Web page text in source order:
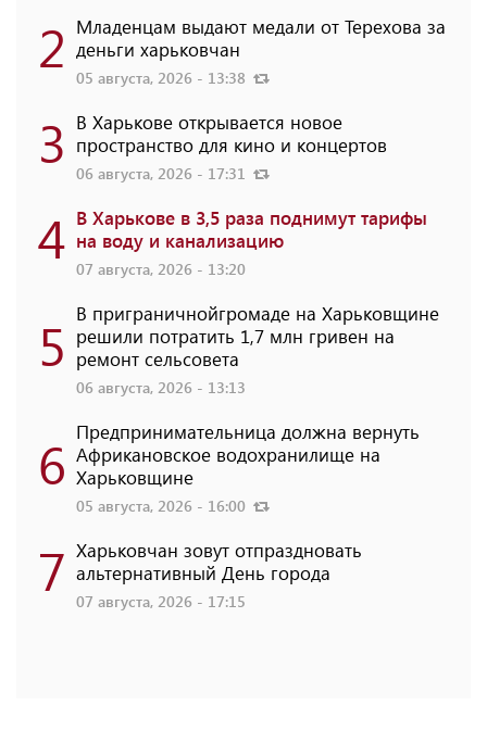
2 Младенцам выдают медали от Терехова за
деньги харьковчан
05 августа, 2026 - 13:38
3 В Харькове открывается новое
пространство для кино и концертов
06 августа, 2026 - 17:31
4 В Харькове в 3,5 раза поднимут тарифы
на воду и канализацию
07 августа, 2026 - 13:20
5 В приграничнойгромаде на Харьковщине
решили потратить 1,7 млн ​​гривен на
ремонт сельсовета
06 августа, 2026 - 13:13
6 Предпринимательница должна вернуть
Африкановское водохранилище на
Харьковщине
05 августа, 2026 - 16:00
7 Харьковчан зовут отпраздновать
альтернативный День города
07 августа, 2026 - 17:15